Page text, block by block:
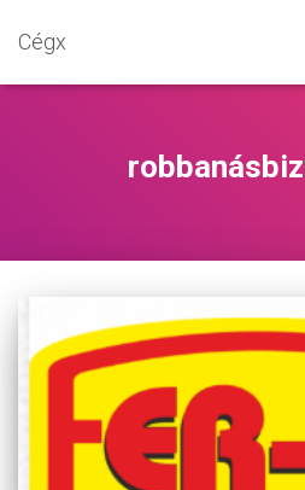
Cégx